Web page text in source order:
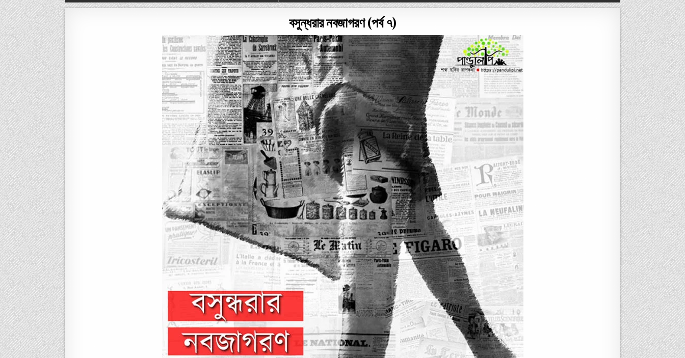
বসুন্ধরার নবজাগরণ (পর্ব ৭)